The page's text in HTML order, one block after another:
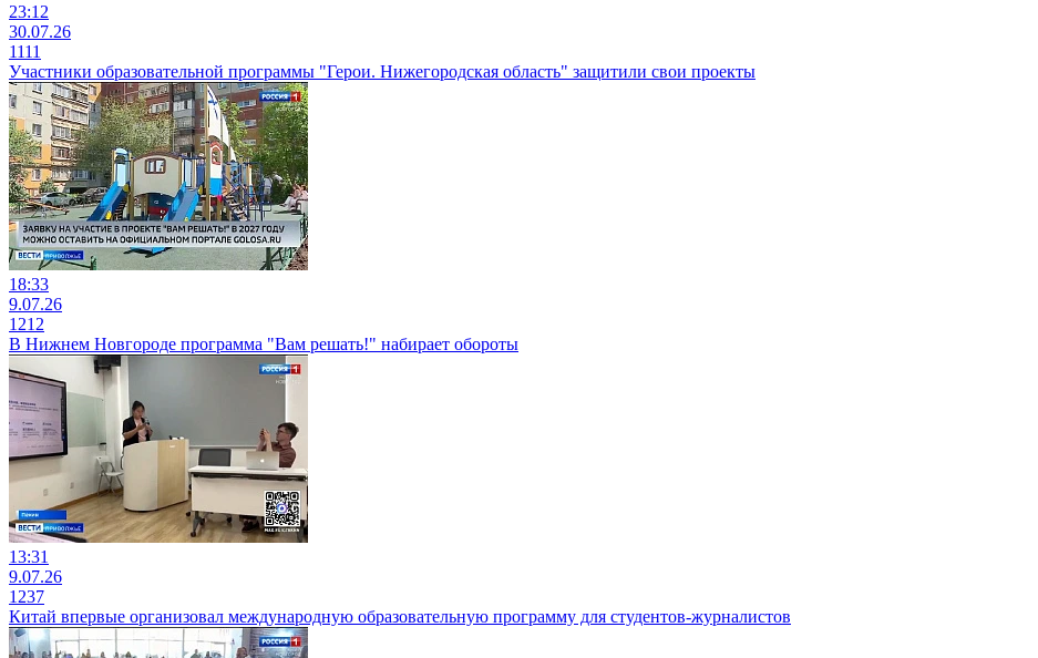
23:12
30.07.26
1111
Участники образовательной программы "Герои. Нижегородская область" защитили свои проекты
18:33
9.07.26
1212
В Нижнем Новгороде программа "Вам решать!" набирает обороты
13:31
9.07.26
1237
Китай впервые организовал международную образовательную программу для студентов-журналистов